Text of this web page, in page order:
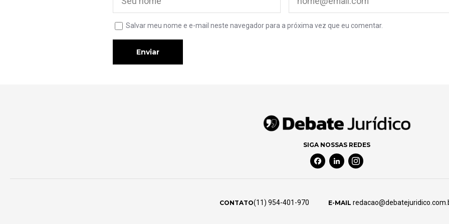
Salvar meu nome e e-mail neste navegador para a próxima vez que eu comentar.
Enviar
SIGA NOSSAS REDES
Facebook Social Media
Linkedin Social Media
Instagram Social Media
CONTATO(11) 954-401-970 E-MAIL